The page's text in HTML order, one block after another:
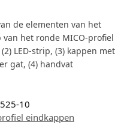
de elementen van het
het ronde MICO-profiel
LED-strip, (3) kappen met
gat, (4) handvat
10
eindkappen